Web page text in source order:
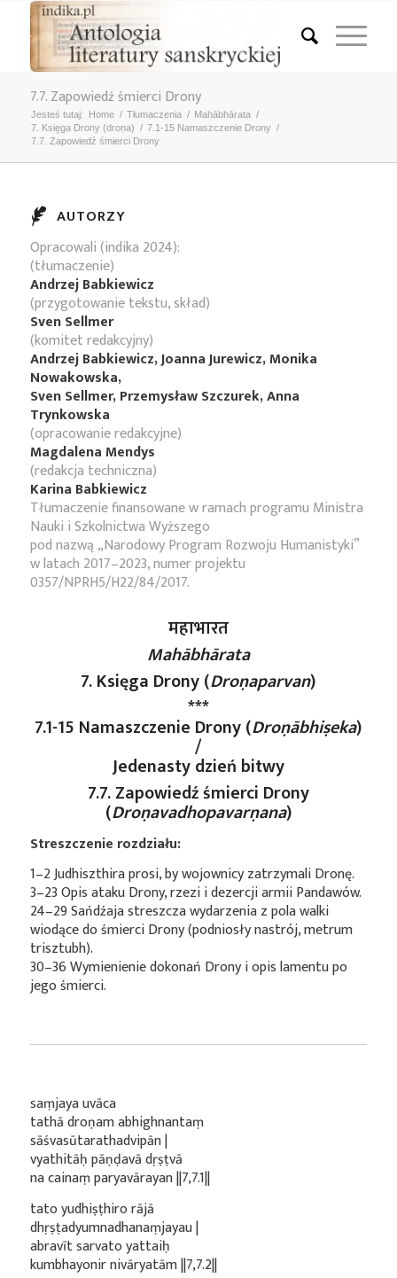
7.7. Zapowiedź śmierci Drony
Jesteś tutaj: Home / Tłumaczenia / Mahābhārata /
7. Księga Drony (droṇa) / 7.1-15 Namaszczenie Drony /
7.7. Zapowiedź śmierci Drony
AUTORZY
Opracowali (indika 2024):
(tłumaczenie)
Andrzej Babkiewicz
(przygotowanie tekstu, skład)
Sven Sellmer
(komitet redakcyjny)
Andrzej Babkiewicz, Joanna Jurewicz, Monika
Nowakowska,
Sven Sellmer, Przemysław Szczurek, Anna
Trynkowska
(opracowanie redakcyjne)
Magdalena Mendys
(redakcja techniczna)
Karina Babkiewicz
Tłumaczenie finansowane w ramach programu Ministra
Nauki i Szkolnictwa Wyższego
pod nazwą „Narodowy Program Rozwoju Humanistyki”
w latach 2017–2023, numer projektu
0357/NPRH5/H22/84/2017.
महाभारत
Mahābhārata
7. Księga Drony (Droṇaparvan)
***
7.1-15 Namaszczenie Drony (Droṇābhiṣeka)
/
Jedenasty dzień bitwy
7.7. Zapowiedź śmierci Drony
(Droṇavadhopavarṇana)
Streszczenie rozdziału:
1–2 Judhiszthira prosi, by wojownicy zatrzymali Dronę.
3–23 Opis ataku Drony, rzezi i dezercji armii Pandawów.
24–29 Sańdźaja streszcza wydarzenia z pola walki
wiodące do śmierci Drony (podniosły nastrój, metrum
trisztubh).
30–36 Wymienienie dokonań Drony i opis lamentu po
jego śmierci.
saṃjaya uvāca
tathā droṇam abhighnantaṃ
sāśvasūtarathadvipān |
vyathitāḥ pāṇḍavā dṛṣṭvā
na cainaṃ paryavārayan ||7,7.1||
tato yudhiṣṭhiro rājā
dhṛṣṭadyumnadhanaṃjayau |
abravīt sarvato yattaiḥ
kumbhayonir nivāryatām ||7,7.2||